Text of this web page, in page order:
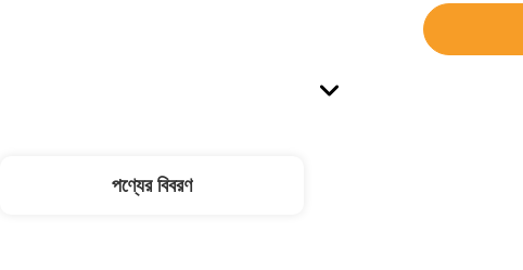
পণ্যের বিবরণ